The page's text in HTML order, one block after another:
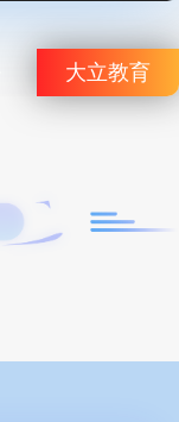
大立教育